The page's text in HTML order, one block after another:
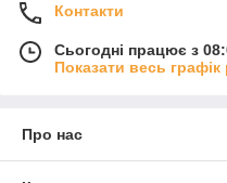
Контакти
Сьогодні працює з
Показати весь графік
Про нас